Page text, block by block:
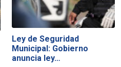
Ley de Seguridad
Municipal: Gobierno
anuncia ley…